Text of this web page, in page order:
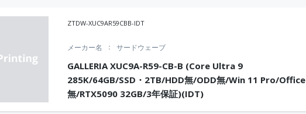
ZTDW-XUC9AR59CBB-IDT
GALLERIA XUC9A-R59-CB-B (Core Ultra 9
285K/64GB/SSD・2TB/HDD無/ODD無/Win 11 Pro/Office
無/RTX5090 32GB/3年保証)(IDT)
メーカー名 サードウェーブ